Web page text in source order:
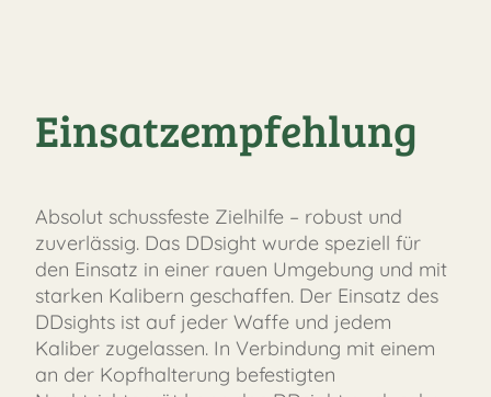
ORDEREinsatzempfehlung
Absolut schussfeste Zielhilfe – robust und
zuverlässig. Das DDsight wurde speziell für
den Einsatz in einer rauen Umgebung und mit
starken Kalibern geschaffen. Der Einsatz des
DDsights ist auf jeder Waffe und jedem
Kaliber zugelassen. In Verbindung mit einem
an der Kopfhalterung befestigten